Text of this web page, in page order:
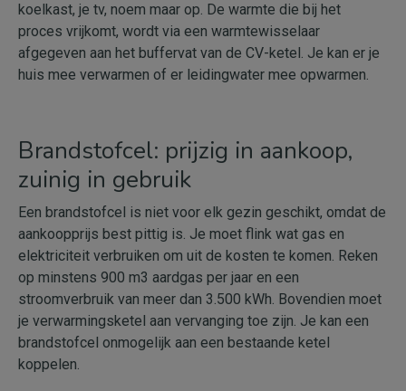
koelkast, je tv, noem maar op. De warmte die bij het
proces vrijkomt, wordt via een warmtewisselaar
afgegeven aan het buffervat van de CV-ketel. Je kan er je
huis mee verwarmen of er leidingwater mee opwarmen.
Brandstofcel: prijzig in aankoop,
zuinig in gebruik
Een brandstofcel is niet voor elk gezin geschikt, omdat de
aankoopprijs best pittig is. Je moet flink wat gas en
elektriciteit verbruiken om uit de kosten te komen. Reken
op minstens 900 m3 aardgas per jaar en een
stroomverbruik van meer dan 3.500 kWh. Bovendien moet
je verwarmingsketel aan vervanging toe zijn. Je kan een
brandstofcel onmogelijk aan een bestaande ketel
koppelen.